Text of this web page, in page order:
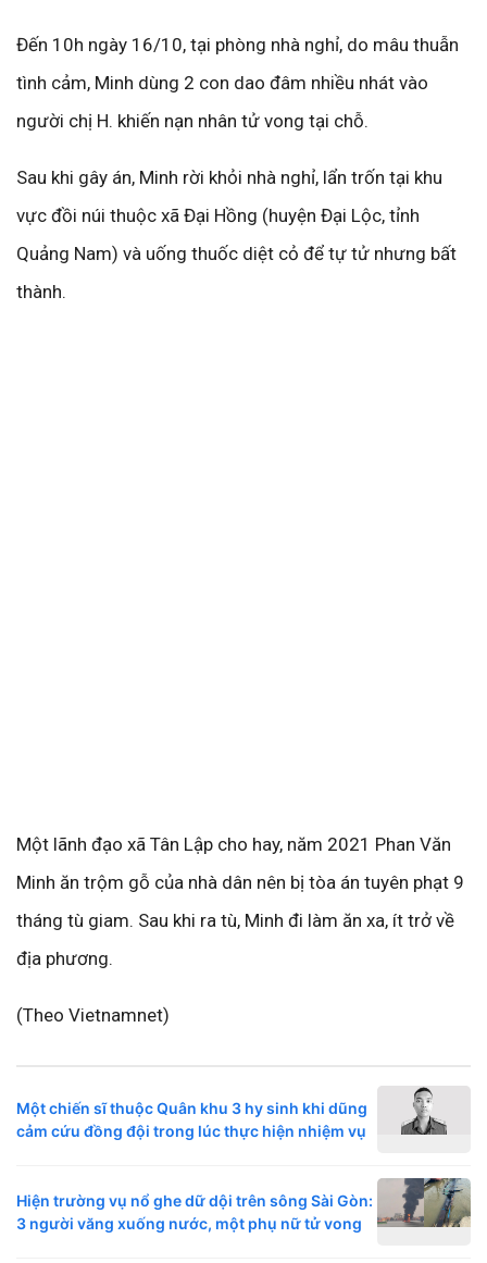
Đến 10h ngày 16/10, tại phòng nhà nghỉ, do mâu thuẫn
tình cảm, Minh dùng 2 con dao đâm nhiều nhát vào
người chị H. khiến nạn nhân tử vong tại chỗ.
Sau khi gây án, Minh rời khỏi nhà nghỉ, lẩn trốn tại khu
vực đồi núi thuộc xã Đại Hồng (huyện Đại Lộc, tỉnh
Quảng Nam) và uống thuốc diệt cỏ để tự tử nhưng bất
thành.
Một lãnh đạo xã Tân Lập cho hay, năm 2021 Phan Văn
Minh ăn trộm gỗ của nhà dân nên bị tòa án tuyên phạt 9
tháng tù giam. Sau khi ra tù, Minh đi làm ăn xa, ít trở về
địa phương.
(Theo Vietnamnet)
Một chiến sĩ thuộc Quân khu 3 hy sinh khi dũng
cảm cứu đồng đội trong lúc thực hiện nhiệm vụ
Hiện trường vụ nổ ghe dữ dội trên sông Sài Gòn:
3 người văng xuống nước, một phụ nữ tử vong